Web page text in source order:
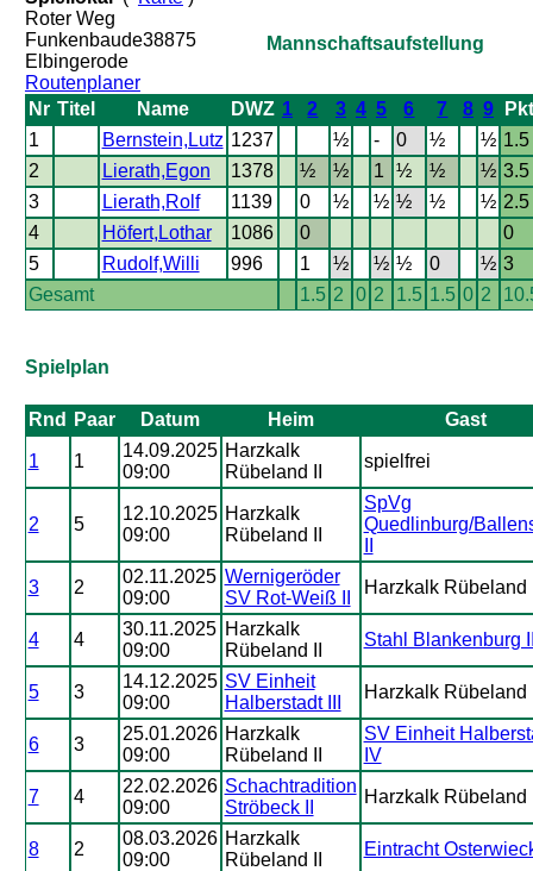
Roter Weg
Funkenbaude38875
Elbingerode
Routenplaner
Mannschaftsaufstellung
Nr Titel Name DWZ 1 2 3 4 5 6 7 8 9
1
Bernstein,Lutz 1237 ½ - 0 ½ ½ 1.5
2
Lierath,Egon 1378 ½ ½ 1 ½ ½ ½ 3.5
3
Lierath,Rolf 1139 0 ½ ½ ½ ½ ½ 2.5
4
Höfert,Lothar 1086 0
0
5
Rudolf,Willi 996 1 ½ ½ ½ 0 ½ 3
Gesamt
1.5 2 0 2 1.5 1.5 0 2
Spielplan
Rnd Paar Datum Heim Gast
1 1
14.09.2025
09:00
Harzkalk
Rübeland II
spielfrei
2 5
12.10.2025
09:00
Harzkalk
Rübeland II
SpVg
Quedlinburg/
3 2
02.11.2025
09:00
Wernigeröder
SV Rot-Weiß II
Harzkalk Rübeland
4 4
30.11.2025
09:00
Harzkalk
Rübeland II
Stahl Blankenburg
5 3
14.12.2025
09:00
SV Einheit
Halberstadt III
Harzkalk Rübeland
6 3
25.01.2026
09:00
Harzkalk
Rübeland II
SV Einheit
IV
7 4
22.02.2026
09:00
Schachtradition
Ströbeck II
Harzkalk Rübeland
8 2
08.03.2026
09:00
Harzkalk
Rübeland II
Eintracht